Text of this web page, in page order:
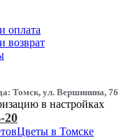
оплата
возврат
Томск, ул. Вершинина, 76
в настройках
20
Цветы в Томске